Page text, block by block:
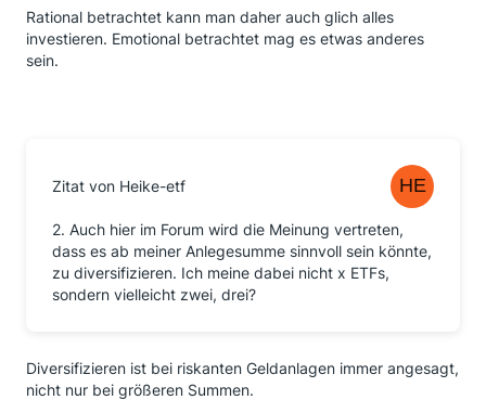
Rational betrachtet kann man daher auch glich alles
investieren. Emotional betrachtet mag es etwas anderes
sein.
Zitat von Heike-etf
2. Auch hier im Forum wird die Meinung vertreten,
dass es ab meiner Anlegesumme sinnvoll sein könnte,
zu diversifizieren. Ich meine dabei nicht x ETFs,
sondern vielleicht zwei, drei?
Diversifizieren ist bei riskanten Geldanlagen immer angesagt,
nicht nur bei größeren Summen.